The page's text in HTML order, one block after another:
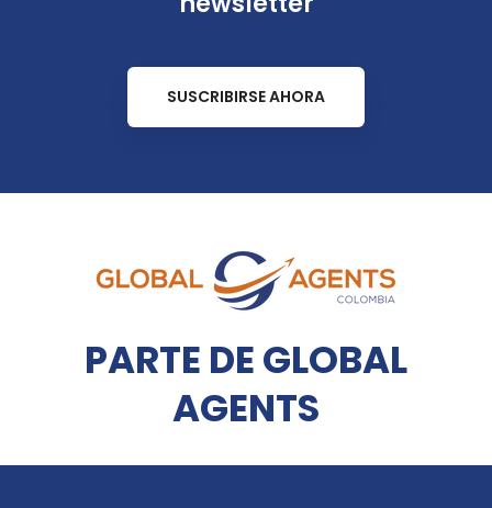
SUSCRIBIRSE AHORA
PARTE DE GLOBAL
AGENTS